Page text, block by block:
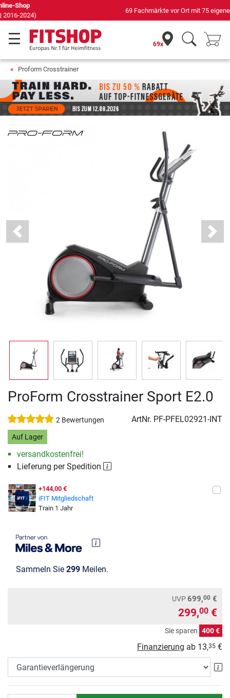
69 Fachmärkte vor Ort mit 75 eigenen Servicetechnikern
69x
Proform Crosstrainer
Previous Next
ProForm Crosstrainer Sport E2.0
2 Bewertungen ArtNr. PF-PFEL02921-INT
Auf Lager
versandkostenfrei!
Lieferung per Spedition
+144,00 €
iFIT Mitgliedschaft
Train 1 Jahr
Sammeln Sie 299 Meilen.
UVP699,00 €
299,00 €
Sie sparen 400 €
Finanzierung ab 13,35 €